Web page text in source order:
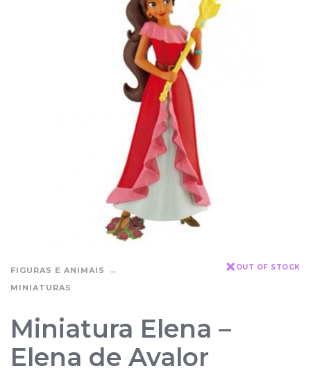
FIGURAS E ANIMAIS
MINIATURAS
OUT OF STOCK
Miniatura Elena –
Elena de Avalor